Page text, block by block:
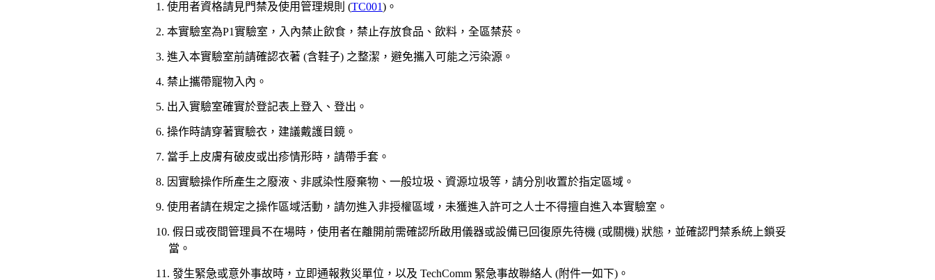
1. 使用者資格請見門禁及使用管理規則 (TC001)。
2. 本實驗室為P1實驗室，入內禁止飲食，禁止存放食品、飲料，全區禁菸。
3. 進入本實驗室前請確認衣著 (含鞋子) 之整潔，避免攜入可能之污染源。
4. 禁止攜帶寵物入內。
5. 出入實驗室確實於登記表上登入、登出。
6. 操作時請穿著實驗衣，建議戴護目鏡。
7. 當手上皮膚有破皮或出疹情形時，請帶手套。
8. 因實驗操作所產生之廢液、非感染性廢棄物、一般垃圾、資源垃圾等，請分別收置於指定區域。
9. 使用者請在規定之操作區域活動，請勿進入非授權區域，未獲進入許可之人士不得擅自進入本實驗室。
10. 假日或夜間管理員不在場時，使用者在離開前需確認所啟用儀器或設備已回復原先待機 (或關機) 狀態，並確認門禁系統上鎖妥
當。
11. 發生緊急或意外事故時，立即通報救災單位，以及 TechComm 緊急事故聯絡人 (附件一如下)。